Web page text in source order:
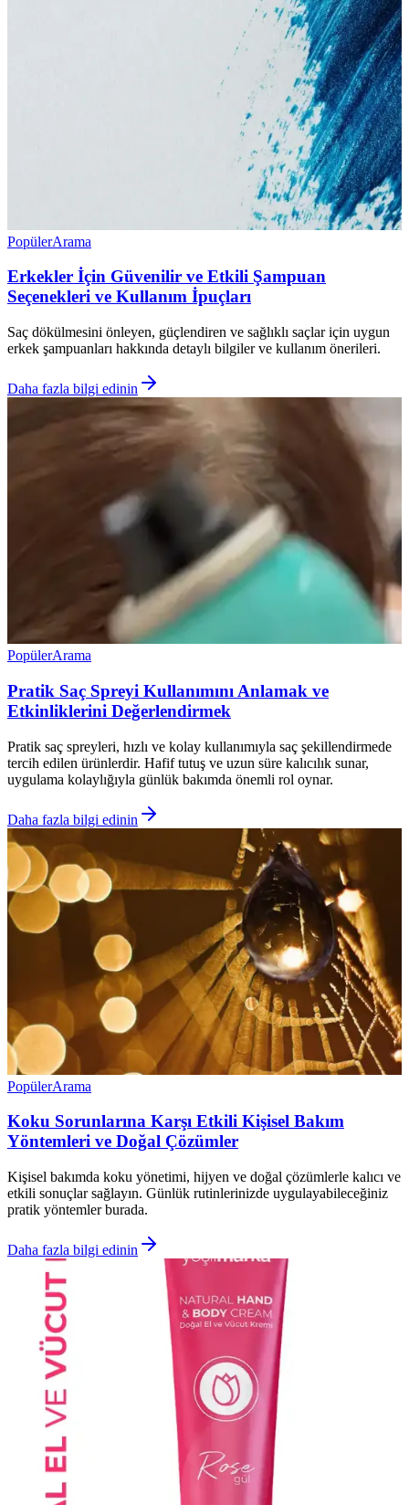
PopülerArama
Erkekler İçin Güvenilir ve Etkili Şampuan
Seçenekleri ve Kullanım İpuçları
Saç dökülmesini önleyen, güçlendiren ve sağlıklı saçlar için uygun
erkek şampuanları hakkında detaylı bilgiler ve kullanım önerileri.
Daha fazla bilgi edinin
PopülerArama
Pratik Saç Spreyi Kullanımını Anlamak ve
Etkinliklerini Değerlendirmek
Pratik saç spreyleri, hızlı ve kolay kullanımıyla saç şekillendirmede
tercih edilen ürünlerdir. Hafif tutuş ve uzun süre kalıcılık sunar,
uygulama kolaylığıyla günlük bakımda önemli rol oynar.
Daha fazla bilgi edinin
PopülerArama
Koku Sorunlarına Karşı Etkili Kişisel Bakım
Yöntemleri ve Doğal Çözümler
Kişisel bakımda koku yönetimi, hijyen ve doğal çözümlerle kalıcı ve
etkili sonuçlar sağlayın. Günlük rutinlerinizde uygulayabileceğiniz
pratik yöntemler burada.
Daha fazla bilgi edinin